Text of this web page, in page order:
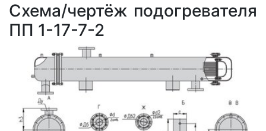
Схема/чертёж подогревателя
ПП 1-17-7-2